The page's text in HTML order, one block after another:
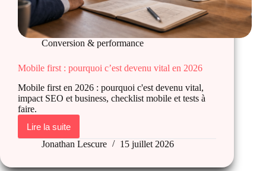
Conversion & performance
Mobile first : pourquoi c’est devenu vital en 2026
Mobile first en 2026 : pourquoi c'est devenu vital,
impact SEO et business, checklist mobile et tests à
faire.
Lire la suite
Mobile
first
Jonathan Lescure 15 juillet 2026